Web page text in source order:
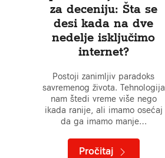
za deceniju: Šta se
desi kada na dve
nedelje isključimo
internet?
Postoji zanimljiv paradoks
savremenog života. Tehnologija
nam štedi vreme više nego
ikada ranije, ali imamo osećaj
da ga imamo manje…
Pročitaj